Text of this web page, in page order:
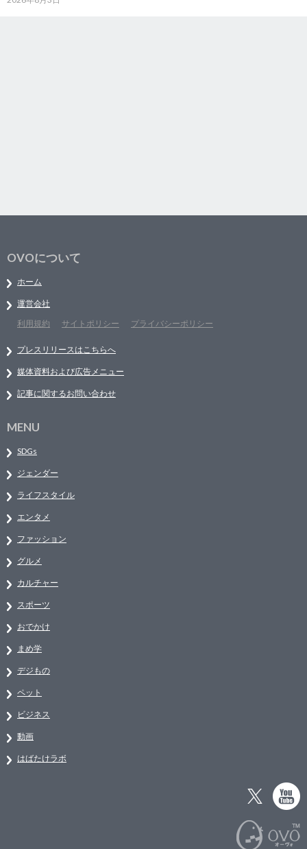
OVOについて
ホーム
運営会社
利用規約
サイトポリシー プライバシーポリシー
プレスリリースはこちらへ
媒体資料および広告メニュー
記事に関するお問い合わせ
MENU
SDGs
ジェンダー
ライフスタイル
エンタメ
ファッション
グルメ
カルチャー
スポーツ
おでかけ
まめ学
デジもの
ペット
ビジネス
動画
はばたけラボ